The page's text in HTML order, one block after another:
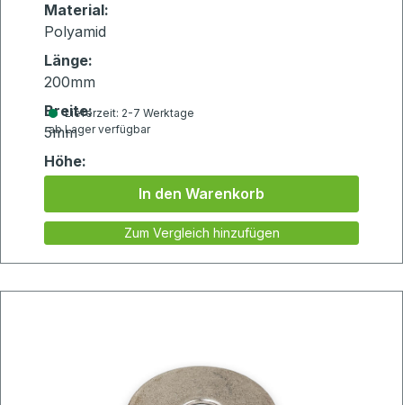
Material:
Polyamid
Länge:
200mm
Breite:
5mm
Höhe:
1mm
Lieferzeit: 2-7 Werktage
ab Lager verfügbar
In den Warenkorb
Zum Vergleich hinzufügen